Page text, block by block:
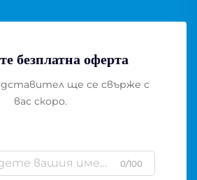
безплатна оферта
ще се свърже с
вас скоро.
0/100